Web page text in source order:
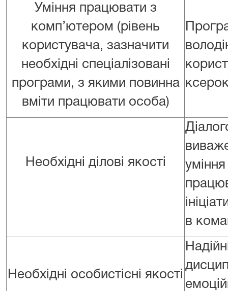
Уміння працювати з
комп’ютером (рівень
користувача, зазначити
необхідні спеціалізовані
програми, з якими повинна
вміти працювати особа)
Необхідні ділові якості
в
Необхідні особистісні якості